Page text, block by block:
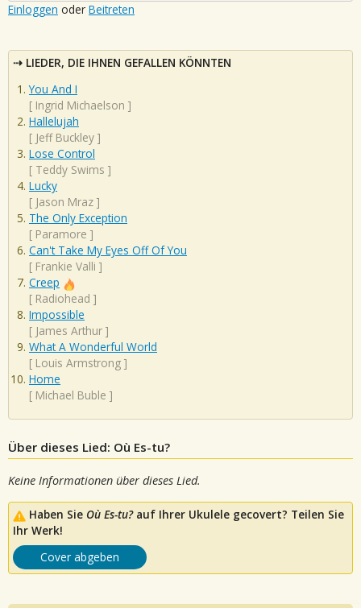
Einloggen oder Beitreten
LIEDER, DIE IHNEN GEFALLEN KÖNNTEN
You And I
[ Ingrid Michaelson ]
Hallelujah
[ Jeff Buckley ]
Lose Control
[ Teddy Swims ]
Lucky
[ Jason Mraz ]
The Only Exception
[ Paramore ]
Can't Take My Eyes Off Of You
[ Frankie Valli ]
Creep
[ Radiohead ]
Impossible
[ James Arthur ]
What A Wonderful World
[ Louis Armstrong ]
Home
[ Michael Buble ]
Über dieses Lied: Où Es-tu?
Keine Informationen über dieses Lied.
Haben Sie Où Es-tu?auf Ihrer Ukulele gecovert? Teilen Sie
Ihr Werk!
Cover abgeben